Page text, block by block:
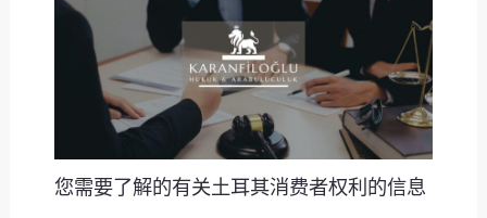
您需要了解的有关土耳其消费者权利的信息